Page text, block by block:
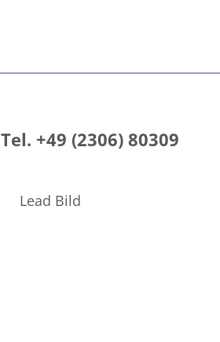
Tel. +49 (2306) 80309